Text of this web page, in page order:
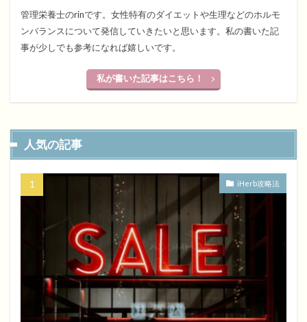
管理栄養士のrinです。女性特有のダイエットや生理などのホルモ
ンバランスについて発信していきたいと思います。私の書いた記
事が少しでも参考になれば嬉しいです。
私が書いた記事はこちら！
人気の記事
iHerb攻略法